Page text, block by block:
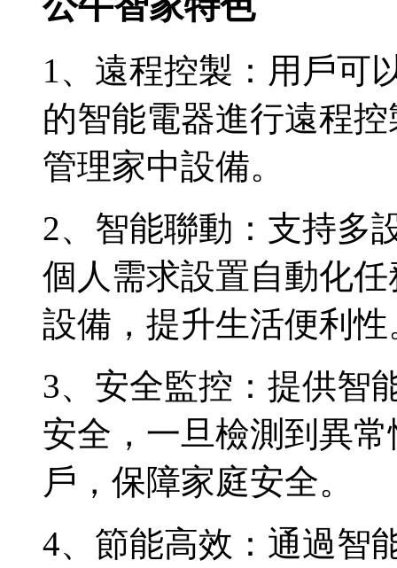
1、遠程控製：用戶可
的智能電器進行遠程
管理家中設備。
2、智能聯動：支持多
個人需求設置自動化
設備，提升生活便利性
3、安全監控：提供智
安全，一旦檢測到異
戶，保障家庭安全。
4、節能高效：通過智